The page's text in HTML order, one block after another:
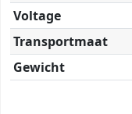
Voltage
Transportmaat
Gewicht